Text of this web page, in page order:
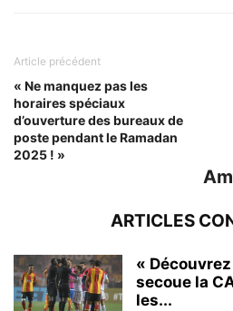
Article précédent
« Ne manquez pas les
horaires spéciaux
d’ouverture des bureaux de
poste pendant le Ramadan
2025 ! »
ARTICLES
«
secoue la
les...